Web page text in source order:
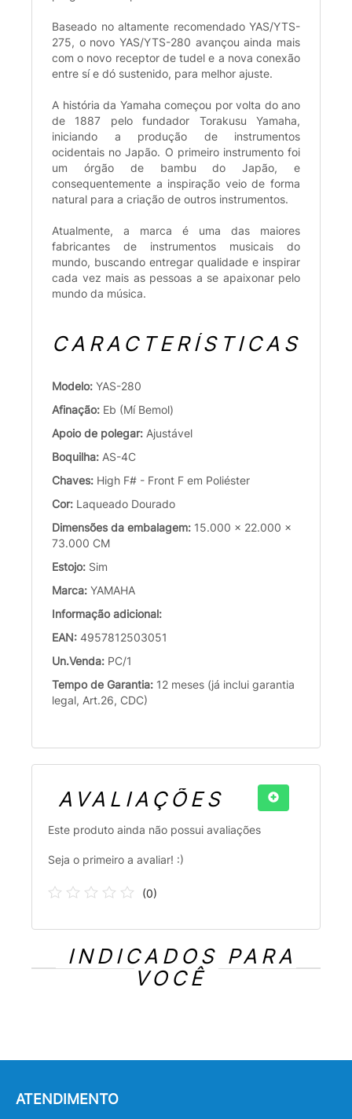
Baseado no altamente recomendado YAS/YTS-
275, o novo YAS/YTS-280 avançou ainda mais
com o novo receptor de tudel e a nova conexão
entre sí e dó sustenido, para melhor ajuste.
A história da Yamaha começou por volta do ano
de 1887 pelo fundador Torakusu Yamaha,
iniciando a produção de instrumentos
ocidentais no Japão. O primeiro instrumento foi
um órgão de bambu do Japão, e
consequentemente a inspiração veio de forma
natural para a criação de outros instrumentos.
Atualmente, a marca é uma das maiores
fabricantes de instrumentos musicais do
mundo, buscando entregar qualidade e inspirar
cada vez mais as pessoas a se apaixonar pelo
mundo da música.
CARACTERÍSTICAS
Modelo: YAS-280
Afinação: Eb (Mí Bemol)
Apoio de polegar: Ajustável
Boquilha: AS-4C
Chaves: High F# - Front F em Poliéster
Cor: Laqueado Dourado
Dimensões da embalagem: 15.000 x 22.000 x
73.000 CM
Estojo: Sim
Marca: YAMAHA
Informação adicional:
EAN: 4957812503051
Un.Venda: PC/1
Tempo de Garantia: 12 meses (já inclui garantia
legal, Art.26, CDC)
AVALIAÇÕES
Este produto ainda não possui avaliações
Seja o primeiro a avaliar! :)
(0)
INDICADOS PARA
VOCÊ
ATENDIMENTO